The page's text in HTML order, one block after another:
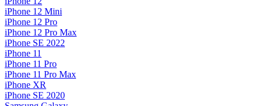
iPhone 12 Mini
iPhone 12 Pro
iPhone 12 Pro Max
iPhone SE 2022
iPhone 11
iPhone 11 Pro
iPhone 11 Pro Max
iPhone XR
iPhone SE 2020